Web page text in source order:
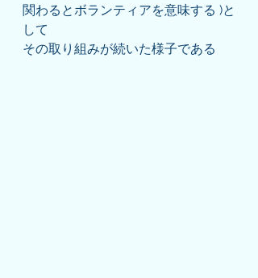
関わるとボランティアを意味する )と
して
その取り組みが続いた様子である